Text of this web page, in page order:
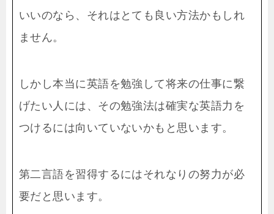
いいのなら、それはとても良い方法かもしれ
ません。
しかし本当に英語を勉強して将来の仕事に繋
げたい人には、その勉強法は確実な英語力を
つけるには向いていないかもと思います。
第二言語を習得するにはそれなりの努力が必
要だと思います。